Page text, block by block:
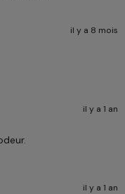
il y a 8 mois
il y a 1 an
il y a 1 an